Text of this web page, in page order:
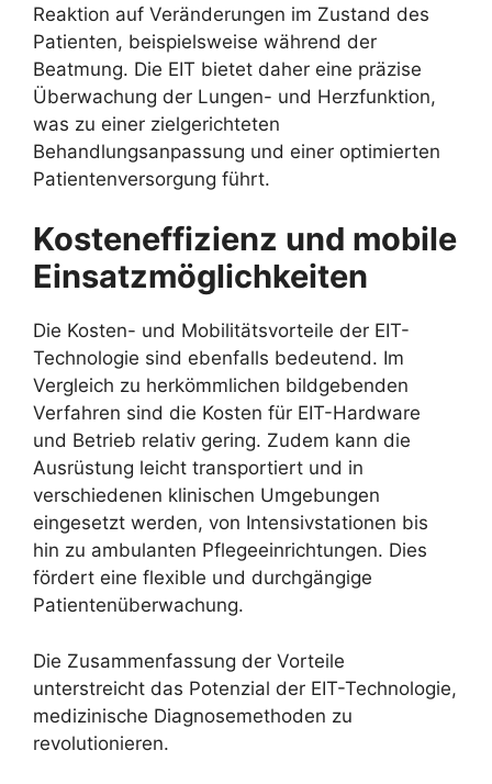
Reaktion auf Veränderungen im Zustand des
Patienten, beispielsweise während der
Beatmung. Die EIT bietet daher eine präzise
Überwachung der Lungen- und Herzfunktion,
was zu einer zielgerichteten
Behandlungsanpassung und einer optimierten
Patientenversorgung führt.
Kosteneffizienz und mobile
Einsatzmöglichkeiten
Die Kosten- und Mobilitätsvorteile der EIT-
Technologie sind ebenfalls bedeutend. Im
Vergleich zu herkömmlichen bildgebenden
Verfahren sind die Kosten für EIT-Hardware
und Betrieb relativ gering. Zudem kann die
Ausrüstung leicht transportiert und in
verschiedenen klinischen Umgebungen
eingesetzt werden, von Intensivstationen bis
hin zu ambulanten Pflegeeinrichtungen. Dies
fördert eine flexible und durchgängige
Patientenüberwachung.
Die Zusammenfassung der Vorteile
unterstreicht das Potenzial der EIT-Technologie,
medizinische Diagnosemethoden zu
revolutionieren.